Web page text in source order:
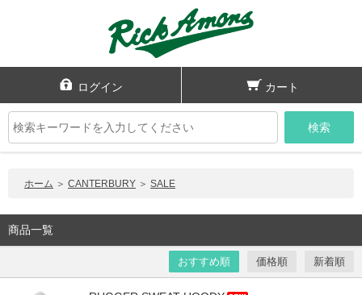
ログイン カート
検索
ホーム ＞ CANTERBURY ＞ SALE
商品一覧
おすすめ順 価格順 新着順